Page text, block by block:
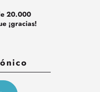
20.000
¡gracias!